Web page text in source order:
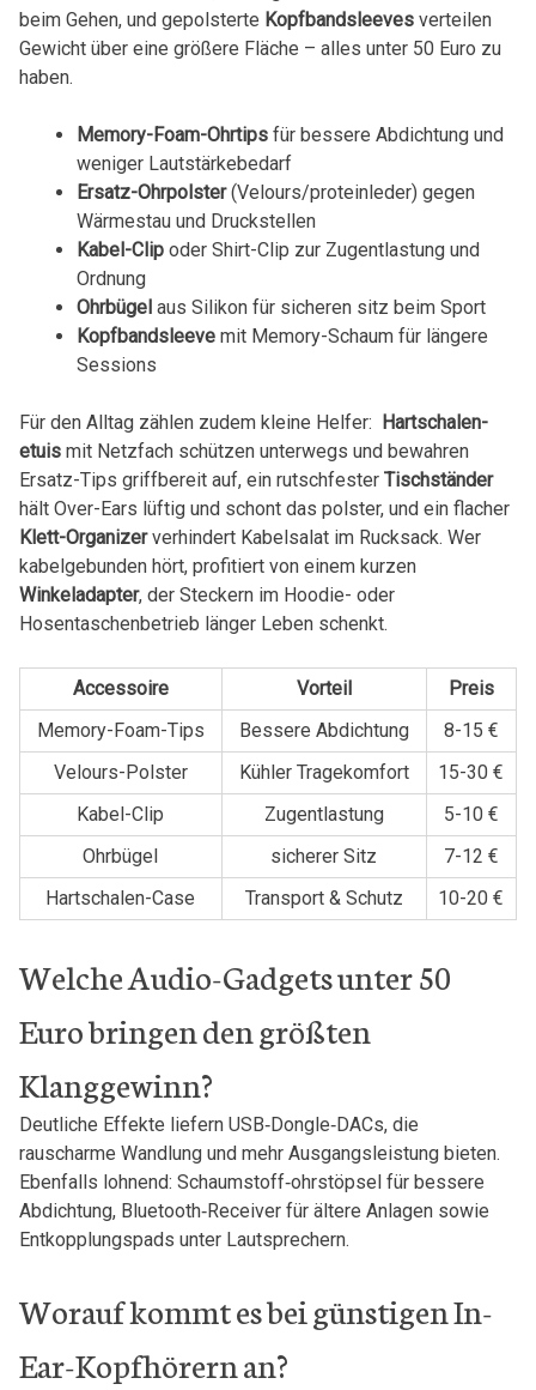
beim ⁣Gehen, und ⁣gepolsterte⁢ Kopfbandsleevesverteilen
Gewicht über eine größere Fläche – alles ⁤unter‌ 50 ⁢Euro zu
haben.
Memory-Foam-Ohrtipsfür bessere Abdichtung und
weniger Lautstärkebedarf
Ersatz-Ohrpolster(Velours/proteinleder) ‍gegen
‌Wärmestau und Druckstellen
Kabel-Clipoder Shirt-Clip zur Zugentlastung ​und
⁢Ordnung
Ohrbügelaus Silikon für sicheren sitz beim Sport
Kopfbandsleevemit Memory-Schaum für längere
Sessions
Für den ‍Alltag zählen⁤ zudem kleine‍ Helfer: ⁢ Hartschalen-
etuismit Netzfach schützen unterwegs und bewahren
‌Ersatz-Tips griffbereit⁣ auf, ein rutschfester Tischständer
hält Over-Ears lüftig​ und ⁤schont ‌das polster, und ein flacher
Klett-Organizerverhindert Kabelsalat im Rucksack. Wer
kabelgebunden hört, profitiert von einem kurzen
Winkeladapter,​ der Steckern im‍ Hoodie- oder
⁤Hosentaschenbetrieb ‌länger Leben schenkt.
Accessoire Vorteil
Preis
Memory-Foam-Tips
Bessere Abdichtung
8-15 €
Velours-Polster
Kühler Tragekomfort
15-30 ​€
Kabel-Clip
Zugentlastung
5-10 €
Ohrbügel
sicherer Sitz
7-12 €
Hartschalen-Case
Transport & Schutz 10-20 €
Welche Audio-Gadgets unter 50
Euro bringen den größten⁢
Klanggewinn?
Deutliche ⁢Effekte liefern‍ USB‑Dongle‑DACs, die
⁢rauscharme Wandlung und ⁤mehr Ausgangsleistung bieten.‍
Ebenfalls lohnend: Schaumstoff‑ohrstöpsel für bessere
Abdichtung, ‌Bluetooth‑Receiver für ältere Anlagen sowie
Entkopplungspads unter Lautsprechern.
Worauf⁣ kommt es bei günstigen In-
Ear-Kopfhörern ⁤an?